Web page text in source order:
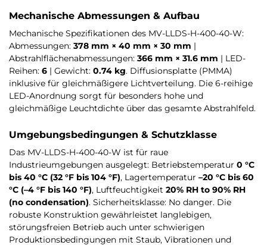
Mechanische Abmessungen & Aufbau
Mechanische Spezifikationen des MV-LLDS-H-400-40-W:
Abmessungen: 378 mm × 40 mm × 30 mm |
Abstrahlflächenabmessungen: 366 mm × 31.6 mm | LED-
Reihen: 6 | Gewicht: 0.74 kg. Diffusionsplatte (PMMA)
inklusive für gleichmäßigere Lichtverteilung. Die 6-reihige
LED-Anordnung sorgt für besonders hohe und
gleichmäßige Leuchtdichte über das gesamte Abstrahlfeld.
Umgebungsbedingungen & Schutzklasse
Das MV-LLDS-H-400-40-W ist für raue
Industrieumgebungen ausgelegt: Betriebstemperatur 0 °C
bis 40 °C (32 °F bis 104 °F), Lagertemperatur –20 °C bis 60
°C (–4 °F bis 140 °F), Luftfeuchtigkeit 20% RH to 90% RH
(no condensation). Sicherheitsklasse: No danger. Die
robuste Konstruktion gewährleistet langlebigen,
störungsfreien Betrieb auch unter schwierigen
Produktionsbedingungen mit Staub, Vibrationen und